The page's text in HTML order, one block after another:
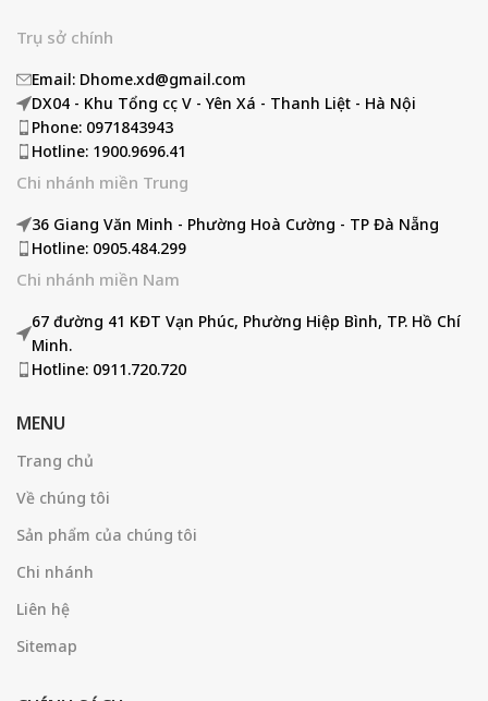
Trụ sở chính
Email: Dhome.xd@gmail.com
DX04 - Khu Tổng cục V - Yên Xá - Thanh Liệt - Hà Nội
Phone: 0971843943
Hotline: 1900.9696.41
Chi nhánh miền Trung
36 Giang Văn Minh - Phường Hoà Cường - TP Đà Nẵng
Hotline: 0905.484.299
Chi nhánh miền Nam
67 đường 41 KĐT Vạn Phúc, Phường Hiệp Bình, TP. Hồ Chí
Minh.
Hotline: 0911.720.720
MENU
Trang chủ
Về chúng tôi
Sản phẩm của chúng tôi
Chi nhánh
Liên hệ
Sitemap